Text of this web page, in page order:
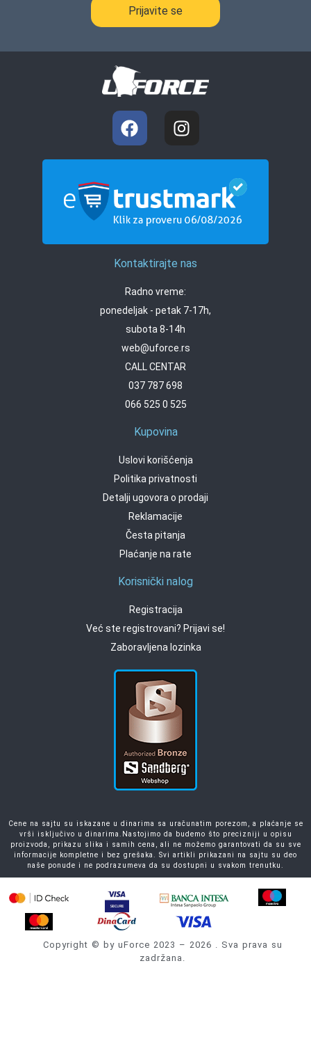
Prijavite se
Kontaktirajte nas
Radno vreme:
ponedeljak - petak 7-17h,
subota 8-14h
web@uforce.rs
CALL CENTAR
037 787 698
066 525 0 525
Kupovina
Uslovi korišćenja
Politika privatnosti
Detalji ugovora o prodaji
Reklamacije
Česta pitanja
Plaćanje na rate
Korisnički nalog
Registracija
Već ste registrovani? Prijavi se!
Zaboravljena lozinka
Cene na sajtu su iskazane u dinarima sa uračunatim porezom, a plaćanje se
vrši isključivo u dinarima.Nastojimo da budemo što precizniji u opisu
proizvoda, prikazu slika i samih cena, ali ne možemo garantovati da su sve
informacije kompletne i bez grešaka. Svi artikli prikazani na sajtu su deo
naše ponude i ne podrazumeva da su dostupni u svakom trenutku.
Copyright © by uForce 2023 – 2026 . Sva prava su
zadržana.